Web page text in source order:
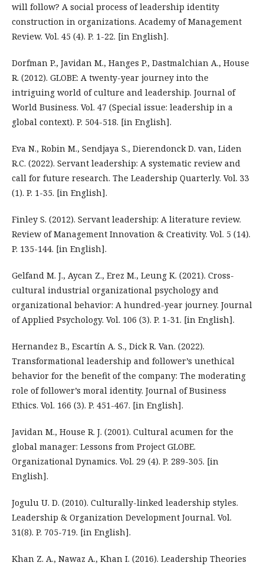
will follow? A social process of leadership identity
construction in organizations. Academy of Management
Review. Vol. 45 (4). P. 1-22. [in English].
Dorfman P., Javidan M., Hanges P., Dastmalchian A., House
R. (2012). GLOBE: A twenty-year journey into the
intriguing world of culture and leadership. Journal of
World Business. Vol. 47 (Special issue: leadership in a
global context). P. 504-518. [in English].
Eva N., Robin M., Sendjaya S., Dierendonck D. van, Liden
R.C. (2022). Servant leadership: A systematic review and
call for future research. The Leadership Quarterly. Vol. 33
(1). P. 1-35. [in English].
Finley S. (2012). Servant leadership: A literature review.
Review of Management Innovation & Creativity. Vol. 5 (14).
P. 135-144. [in English].
Gelfand M. J., Aycan Z., Erez M., Leung K. (2021). Cross-
cultural industrial organizational psychology and
organizational behavior: A hundred-year journey. Journal
of Applied Psychology. Vol. 106 (3). P. 1-31. [in English].
Hernandez B., Escartín A. S., Dick R. Van. (2022).
Transformational leadership and follower’s unethical
behavior for the benefit of the company: The moderating
role of follower’s moral identity. Journal of Business
Ethics. Vol. 166 (3). P. 451-467. [in English].
Javidan M., House R. J. (2001). Cultural acumen for the
global manager: Lessons from Project GLOBE.
Organizational Dynamics. Vol. 29 (4). P. 289-305. [in
English].
Jogulu U. D. (2010). Culturally-linked leadership styles.
Leadership & Organization Development Journal. Vol.
31(8). P. 705-719. [in English].
Khan Z. A., Nawaz A., Khan I. (2016). Leadership Theories